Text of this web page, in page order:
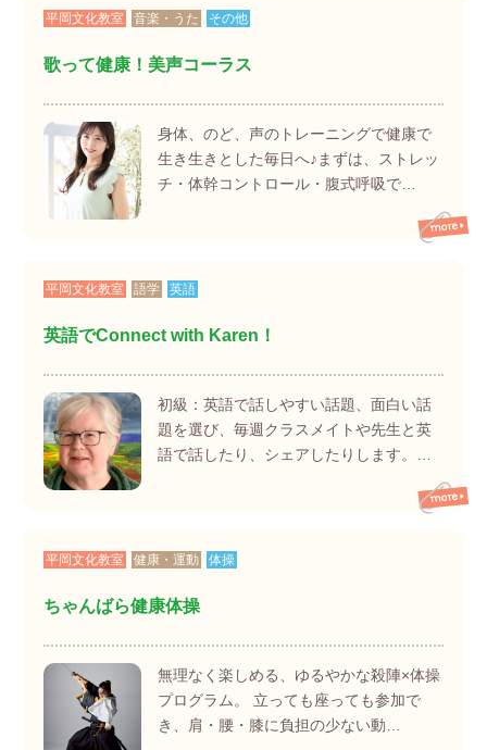
平岡文化教室 音楽・うた その他
歌って健康！美声コーラス
身体、のど、声のトレーニングで健康で
生き生きとした毎日へ♪まずは、ストレッ
チ・体幹コントロール・腹式呼吸で…
平岡文化教室 語学 英語
英語でConnect with Karen！
初級：英語で話しやすい話題、面白い話
題を選び、毎週クラスメイトや先生と英
語で話したり、シェアしたりします。…
平岡文化教室 健康・運動 体操
ちゃんばら健康体操
無理なく楽しめる、ゆるやかな殺陣×体操
プログラム。 立っても座っても参加で
き、肩・腰・膝に負担の少ない動…